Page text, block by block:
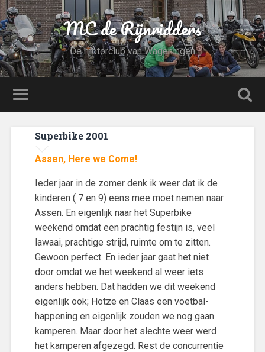
MC de Rijnridders
De motorclub van Wageningen
Superbike 2001
Assen, Here we Come!
Ieder jaar in de zomer denk ik weer dat ik de
kinderen ( 7 en 9) eens mee moet nemen naar
Assen. En eigenlijk naar het Superbike
weekend omdat een prachtig festijn is, veel
lawaai, prachtige strijd, ruimte om te zitten.
Gewoon perfect. En ieder jaar gaat het niet
door omdat we het weekend al weer iets
anders hebben. Dat hadden we dit weekend
eigenlijk ook; Hotze en Claas een voetbal-
happening en eigenlijk zouden we nog gaan
kamperen. Maar door het slechte weer werd
het kamperen afgezegd. Rest de concurrentie